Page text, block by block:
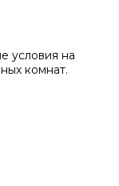
условия на
комнат.